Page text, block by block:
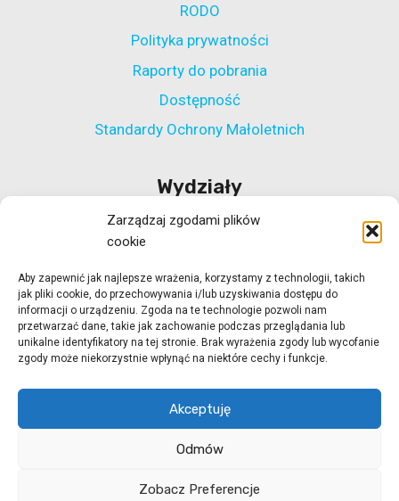
Zarządzaj zgodami plików
cookie
Aby zapewnić jak najlepsze wrażenia, korzystamy z technologii, takich
jak pliki cookie, do przechowywania i/lub uzyskiwania dostępu do
informacji o urządzeniu. Zgoda na te technologie pozwoli nam
przetwarzać dane, takie jak zachowanie podczas przeglądania lub
unikalne identyfikatory na tej stronie. Brak wyrażenia zgody lub wycofanie
zgody może niekorzystnie wpłynąć na niektóre cechy i funkcje.
Akceptuję
Odmów
Zobacz Preferencje
RODO
Polityka prywatności
Raporty do pobrania
Dostępność
Standardy Ochrony Małoletnich
Wydziały
Wydział Polityki Społecznej
Wydział ds. Rehabilitacji Zawodowej i Społecznej
Wydział Koordynacji Włączenia Społecznego
Wydział ds. Realizacji Projektów Strukturalnych
Ośrodek Adopcyjny w Zielonej Górze
Ośrodek Adopcyjny w Gorzowie Wlkp.